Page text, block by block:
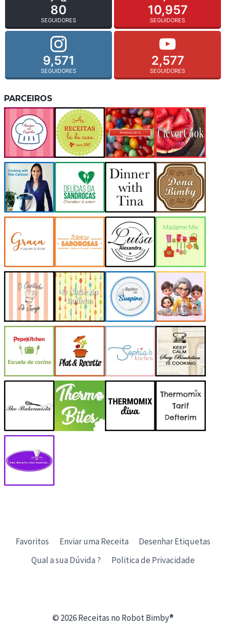
80
SEGUIDORES
10,957
SEGUIDORES
9,571
SEGUIDORES
2,577
SEGUIDORES
PARCEIROS
Favoritos Enviar uma Receita
Desenhar Etiquetas
Qual a sua Dúvida ?
Politica de Privacidade
© 2026 Receitas no Robot Bimby®